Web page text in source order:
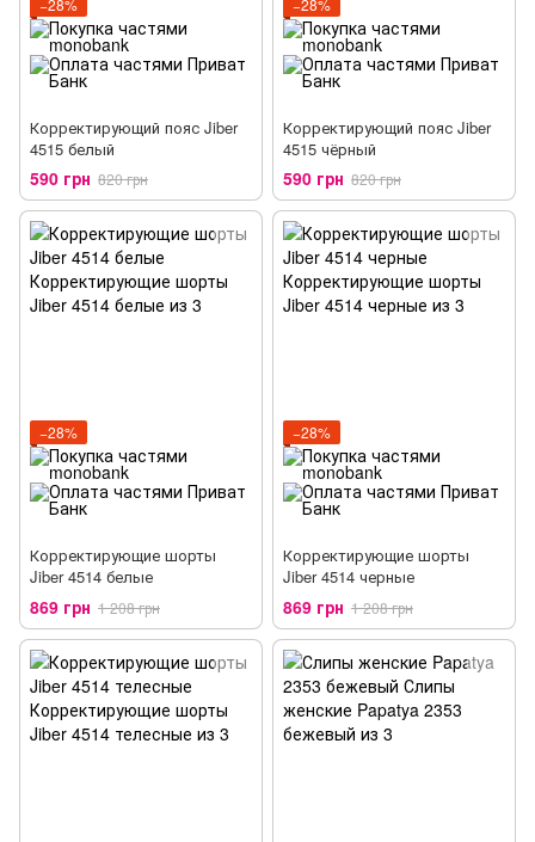
−28%
Корректирующий пояс Jiber
4515 белый
590 грн 820 грн
−28%
Корректирующий пояс Jiber
4515 чёрный
590 грн 820 грн
−28%
Корректирующие шорты
Jiber 4514 белые
869 грн 1 208 грн
−28%
Корректирующие шорты
Jiber 4514 черные
869 грн 1 208 грн